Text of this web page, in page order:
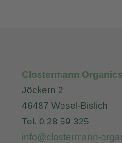
Clostermann
Jöckern 2
46487 Wesel-Bislich
Tel. 0 28 59 325
info@clostermann-